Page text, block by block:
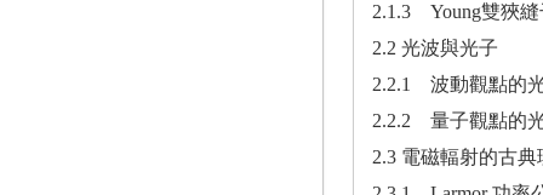
2.1.3 Young雙狹縫
2.2 光波與光子
2.2.1 波動觀點的
2.2.2 量子觀點的
2.3 電磁輻射的古典